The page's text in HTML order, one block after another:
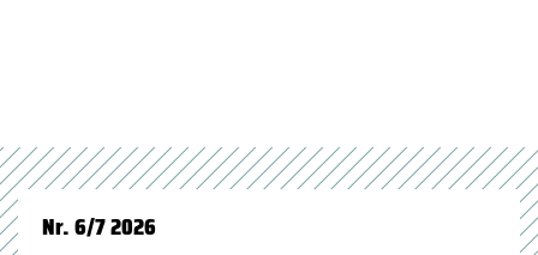
Nr. 6/7 2026